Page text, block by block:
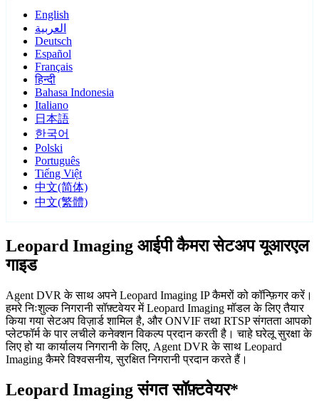
English
العربية
Deutsch
Español
Français
हिन्दी
Bahasa Indonesia
Italiano
日本語
한국어
Polski
Português
Tiếng Việt
中文(简体)
中文(繁體)
Leopard Imaging आईपी कैमरा सेटअप यूआरएल
गाइड
Agent DVR के साथ अपने Leopard Imaging IP कैमरों को कॉन्फ़िगर करें।
हमरे निःशुल्क निगरानी सॉफ़्टवेयर में Leopard Imaging मॉडल के लिए तैयार
किया गया सेटअप विज़ार्ड शामिल है, और ONVIF तथा RTSP संगतता आपको
प्लेटफॉर्म के पार लचीले कनेक्शन विकल्प प्रदान करती है। चाहे घरेलू सुरक्षा के
लिए हो या कार्यालय निगरानी के लिए, Agent DVR के साथ Leopard
Imaging कैमरे विश्वसनीय, सुरक्षित निगरानी प्रदान करते हैं।
Leopard Imaging संगत सॉफ़्टवेयर*